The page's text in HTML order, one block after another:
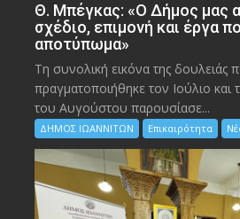
Θ. Μπέγκας: «Ο Δήμος μας
σχέδιο, επιμονή και έργα
αποτύπωμα»
Τη συνολική εικόνα της δουλειάς
πραγματοποιήθηκε τον Ιούλιο και
του Αυγούστου παρουσίασε...
ΔΗΜΟΣ ΙΩΑΝΝΙΤΩΝ Επικαιρότητα